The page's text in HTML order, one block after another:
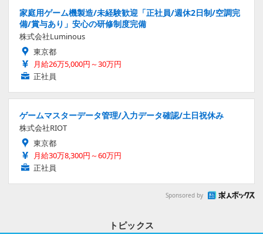
家庭用ゲーム機製造/未経験歓迎「正社員/週休2日制/空調完
備/賞与あり」安心の研修制度完備
株式会社Luminous
東京都
月給26万5,000円～30万円
正社員
ゲームマスターデータ管理/入力データ確認/土日祝休み
株式会社RIOT
東京都
月給30万8,300円～60万円
正社員
Sponsored by
トピックス